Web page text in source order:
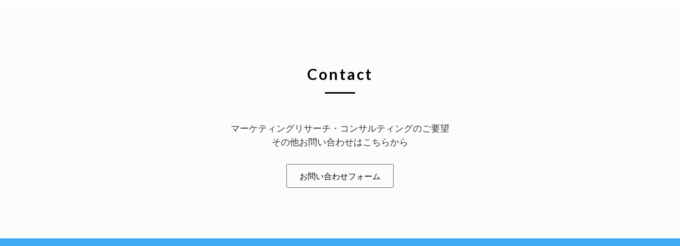
Contact
マーケティングリサーチ・コンサルティングのご要望
その他お問い合わせはこちらから
お問い合わせフォーム